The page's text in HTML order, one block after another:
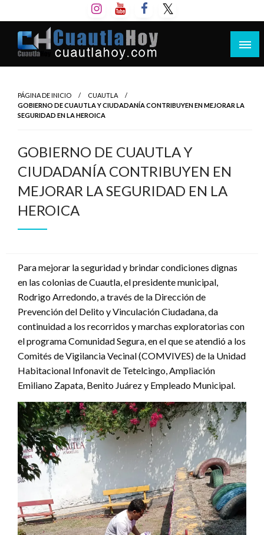
al
contenido
Revista digital del oriente de Morelos.
PÁGINA DE INICIO
CUAUTLA
GOBIERNO DE CUAUTLA Y CIUDADANÍA CONTRIBUYEN EN MEJORAR LA
SEGURIDAD EN LA HEROICA
GOBIERNO DE CUAUTLA Y
CIUDADANÍA CONTRIBUYEN EN
MEJORAR LA SEGURIDAD EN LA
HEROICA
Para mejorar la seguridad y brindar condiciones dignas
en las colonias de Cuautla, el presidente municipal,
Rodrigo Arredondo, a través de la Dirección de
Prevención del Delito y Vinculación Ciudadana, da
continuidad a los recorridos y marchas exploratorias con
el programa Comunidad Segura, en el que se atendió a los
Comités de Vigilancia Vecinal (COMVIVES) de la Unidad
Habitacional Infonavit de Tetelcingo, Ampliación
Emiliano Zapata, Benito Juárez y Empleado Municipal.